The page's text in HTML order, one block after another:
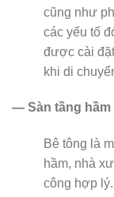
cũng như
các yếu tố
được cài
khi di
— Sàn tầng hầm
Bê tông là
hầm, nhà
công hợp